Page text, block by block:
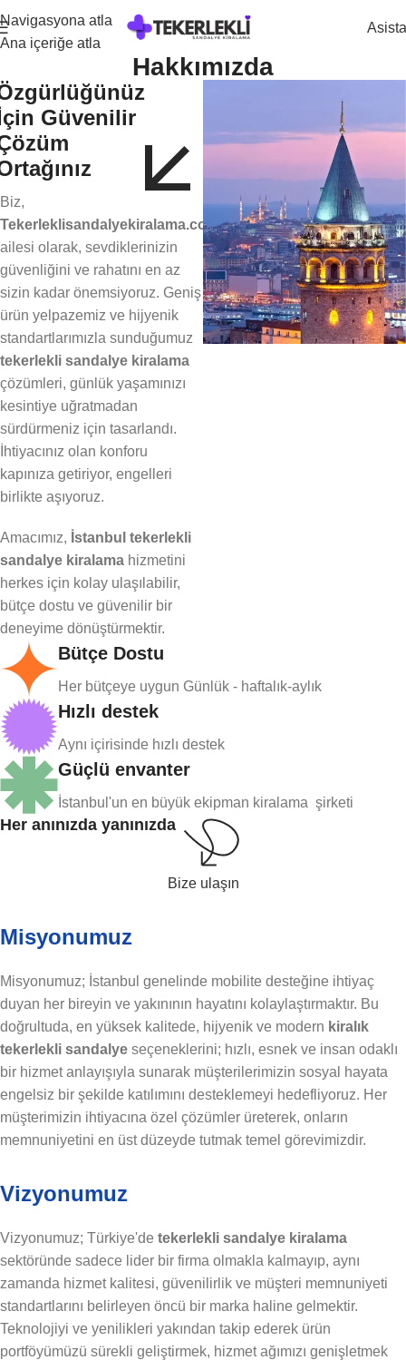
Navigasyona atla
Ana içeriğe atla
Hakkımızda
Güvenilir
Biz,
Tekerleklisandalyekiralama.com
ailesi olarak, sevdiklerinizin
güvenliğini ve rahatını en az
sizin kadar önemsiyoruz. Geniş
ürün yelpazemiz ve hijyenik
standartlarımızla sunduğumuz
tekerlekli sandalye kiralama
çözümleri, günlük yaşamınızı
kesintiye uğratmadan
sürdürmeniz için tasarlandı.
İhtiyacınız olan konforu
kapınıza getiriyor, engelleri
birlikte aşıyoruz.
Amacımız, İstanbul tekerlekli
sandalye kiralama hizmetini
herkes için kolay ulaşılabilir,
bütçe dostu ve güvenilir bir
deneyime dönüştürmektir.
Bütçe Dostu
Her bütçeye uygun Günlük - haftalık-aylık
Hızlı destek
Aynı içirisinde hızlı destek
Güçlü envanter
İstanbul'un en büyük ekipman kiralama şirketi
Her anınızda yanınızda
Bize ulaşın
Misyonumuz
Misyonumuz; İstanbul genelinde mobilite desteğine ihtiyaç
duyan her bireyin ve yakınının hayatını kolaylaştırmaktır. Bu
doğrultuda, en yüksek kalitede, hijyenik ve modern kiralık
tekerlekli sandalye seçeneklerini; hızlı, esnek ve insan odaklı
bir hizmet anlayışıyla sunarak müşterilerimizin sosyal hayata
engelsiz bir şekilde katılımını desteklemeyi hedefliyoruz. Her
müşterimizin ihtiyacına özel çözümler üreterek, onların
memnuniyetini en üst düzeyde tutmak temel görevimizdir.
Vizyonumuz
Vizyonumuz; Türkiye'de tekerlekli sandalye kiralama
sektöründe sadece lider bir firma olmakla kalmayıp, aynı
zamanda hizmet kalitesi, güvenilirlik ve müşteri memnuniyeti
standartlarını belirleyen öncü bir marka haline gelmektir.
Teknolojiyi ve yenilikleri yakından takip ederek ürün
portföyümüzü sürekli geliştirmek, hizmet ağımızı genişletmek